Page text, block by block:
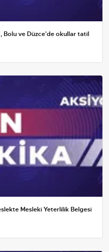
Bolu ve Düzce'de okullar tatil
Mesleki Yeterlilik Belgesi